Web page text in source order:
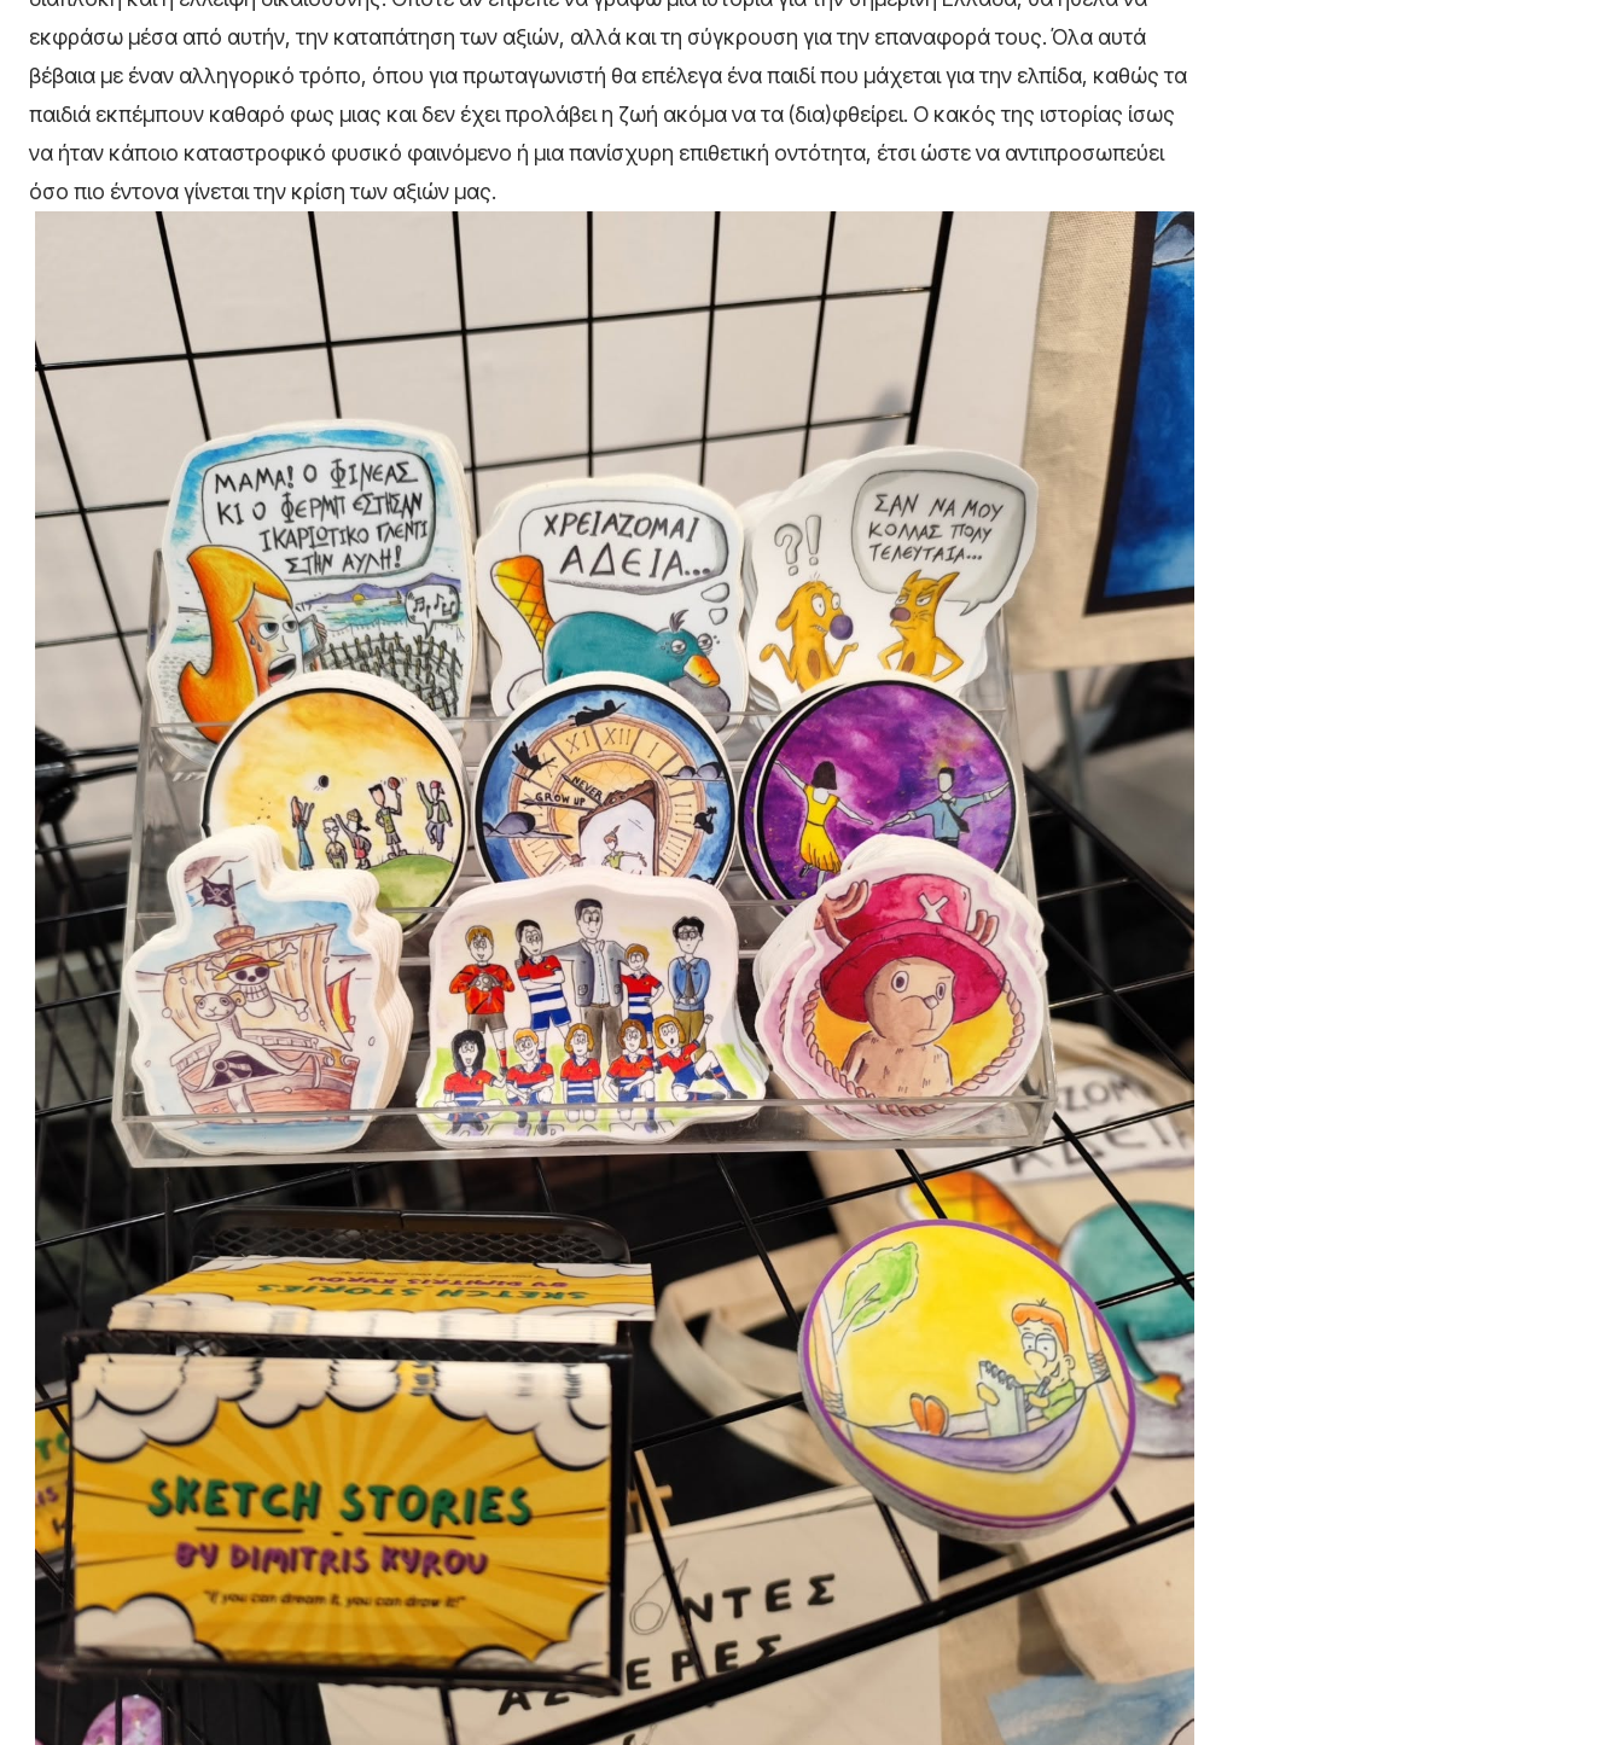
εκφράσω μέσα από αυτήν, την καταπάτηση των αξιών, αλλά και τη σύγκρουση για την επαναφορά τους. Όλα αυτά
βέβαια με έναν αλληγορικό τρόπο, όπου για πρωταγωνιστή θα επέλεγα ένα παιδί που μάχεται για την ελπίδα, καθώς τα
παιδιά εκπέμπουν καθαρό φως μιας και δεν έχει προλάβει η ζωή ακόμα να τα (δια)φθείρει. Ο κακός της ιστορίας ίσως
να ήταν κάποιο καταστροφικό φυσικό φαινόμενο ή μια πανίσχυρη επιθετική οντότητα, έτσι ώστε να αντιπροσωπεύει
όσο πιο έντονα γίνεται την κρίση των αξιών μας.